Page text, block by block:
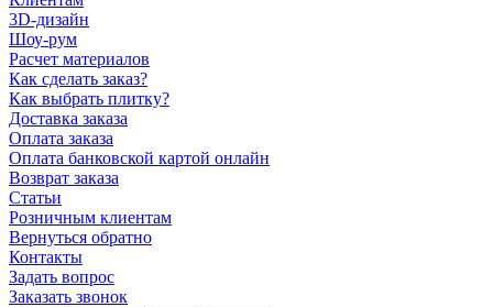
3D-дизайн
Шоу-рум
Расчет материалов
Как сделать заказ?
Как выбрать плитку?
Доставка заказа
Оплата заказа
Оплата банковской картой онлайн
Возврат заказа
Статьи
Розничным клиентам
Вернуться обратно
Контакты
Задать вопрос
Заказать звонок